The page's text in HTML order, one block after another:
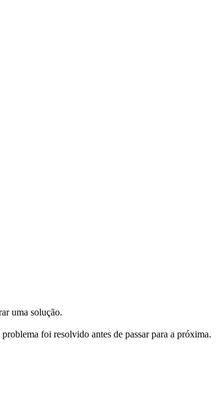
uma solução.
foi resolvido antes de passar para a próxima.